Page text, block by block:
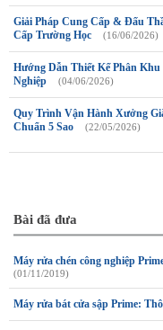
Giải Pháp Cung Cấp & Đấu
Cấp Trường Học
(16/06/2026)
Hướng Dẫn Thiết Kế Phân
Nghiệp
(04/06/2026)
Quy Trình Vận Hành Xưởng
Chuẩn 5 Sao
(22/05/2026)
Bài đã đưa
Máy rửa chén công nghiệp
(01/11/2019)
Máy rửa bát cửa sập Prime: